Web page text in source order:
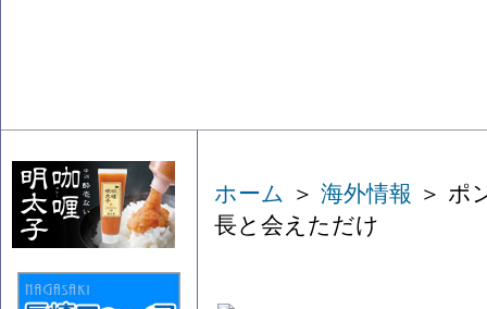
ホーム ＞ 海外情報 ＞ ポ
長と会えただけ